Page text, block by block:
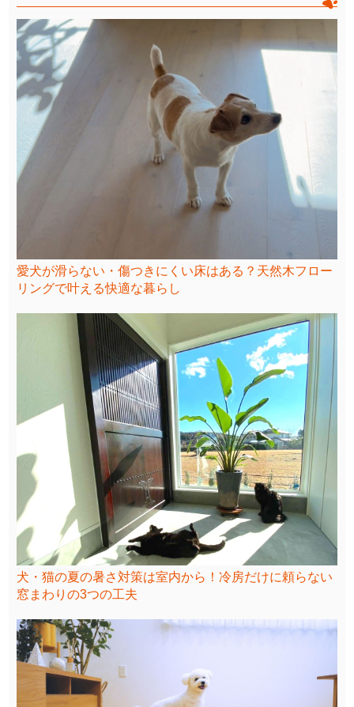
愛犬が滑らない・傷つきにくい床はある？天然木フロー
リングで叶える快適な暮らし
犬・猫の夏の暑さ対策は室内から！冷房だけに頼らない
窓まわりの3つの工夫